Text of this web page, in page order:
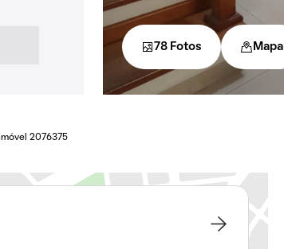
78 Fotos Mapa
Imóvel 2076375